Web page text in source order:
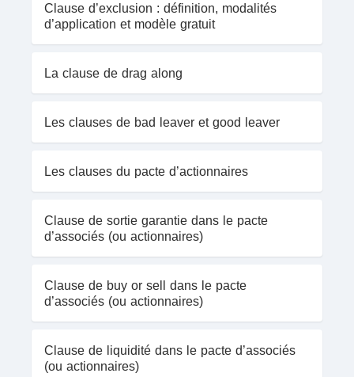
Clause d’exclusion : définition, modalités
d’application et modèle gratuit
La clause de drag along
Les clauses de bad leaver et good leaver
Les clauses du pacte d’actionnaires
Clause de sortie garantie dans le pacte
d’associés (ou actionnaires)
Clause de buy or sell dans le pacte
d’associés (ou actionnaires)
Clause de liquidité dans le pacte d’associés
(ou actionnaires)